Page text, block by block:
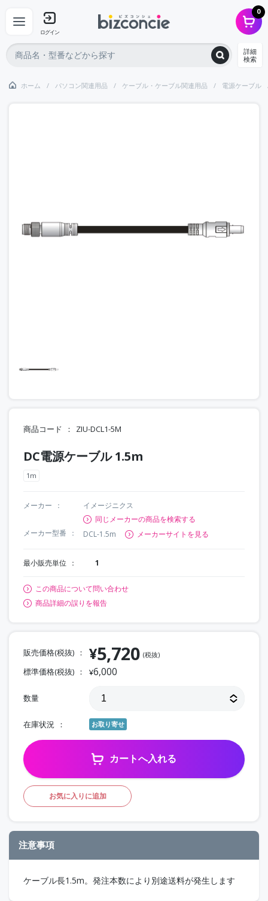
ログイン
0
詳細
検索
ホーム パソコン関連用品 ケーブル・ケーブル関連用品 電源ケーブル
商品コード ZIU-DCL1-5M
DC電源ケーブル 1.5m
1m
メーカー
イメージニクス
同じメーカーの商品を検索する
メーカー型番
DCL-1.5m メーカーサイトを見る
最小販売単位 1
この商品について問い合わせ
商品詳細の誤りを報告
販売価格(税抜) ¥5,720 (税抜)
標準価格(税抜) ¥6,000
数量
在庫状況 お取り寄せ
カートへ入れる
お気に入りに追加
注意事項
ケーブル長1.5m。発注本数により別途送料が発生します